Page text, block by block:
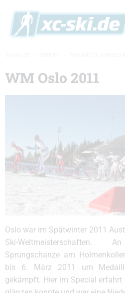
WM Oslo 2011
Oslo war im Spätwinter 2011
Ski-
Sprungschanze am
bis 6. März 2011 um
gekämpft. Hier im Special erfahrt